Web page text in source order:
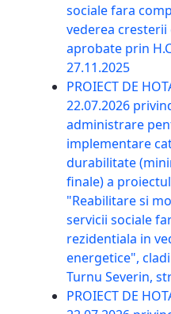
sociale fara
vederea
aprobate prin
27.11.2025
PROIECT DE
22.07.2026
administrare
implementare
durabilitate
finale) a
"Reabilitare si
servicii sociale
rezidentiala in
energetice",
Turnu Severin,
PROIECT DE